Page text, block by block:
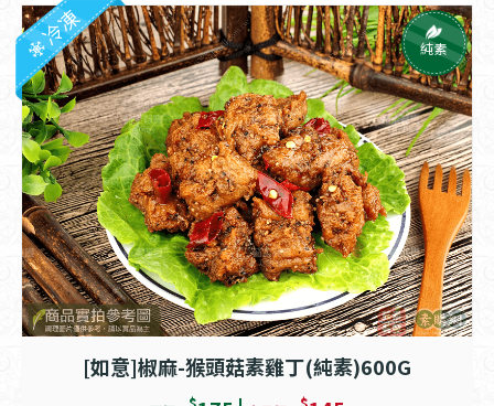
[如意]椒麻-猴頭菇素雞丁(純素)600G
冷凍 純素